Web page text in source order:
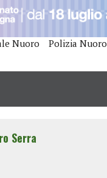
Nuoro Polizia Nuoro
Serra